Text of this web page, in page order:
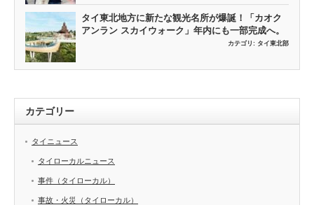
タイ東北地方に新たな観光名所が爆誕！「カオク
アンラン スカイウォーク」年内にも一部完成へ。
カテゴリ: タイ東北部
カテゴリー
タイニュース
タイローカルニュース
事件（タイローカル）
事故・火災（タイローカル）